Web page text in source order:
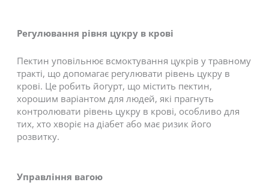
Регулювання рівня цукру в крові
Пектин уповільнює всмоктування цукрів у травному
тракті, що допомагає регулювати рівень цукру в
крові. Це робить йогурт, що містить пектин,
хорошим варіантом для людей, які прагнуть
контролювати рівень цукру в крові, особливо для
тих, хто хворіє на діабет або має ризик його
розвитку.
Управління вагою